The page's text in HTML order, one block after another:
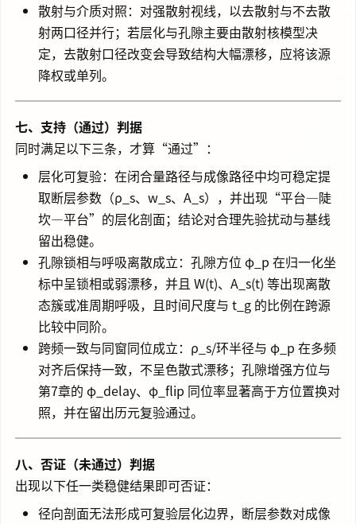
散射与介质对照：对强散射视线，以去散射与不去散
射两口径并行；若层化与孔隙主要由散射核模型决
定，去散射口径改变会导致结构大幅漂移，应将该源
降权或单列。
七、支持（通过）判据
同时满足以下三条，才算“通过”：
层化可复验：在闭合量路径与成像路径中均可稳定提
取断层参数（ρ_s、w_s、A_s），并出现“平台—陡
坎—平台”的层化剖面；结论对合理先验扰动与基线
留出稳健。
孔隙锁相与呼吸离散成立：孔隙方位 φ_p 在归一化坐
标中呈锁相或弱漂移，并且 W(t)、A_s(t) 等出现离散
态簇或准周期呼吸，且时间尺度与 t_g 的比例在跨源
比较中同阶。
跨频一致与同窗同位成立：ρ_s/环半径与 φ_p 在多频
对齐后保持一致，不呈色散式漂移；孔隙增强方位与
第7章的 φ_delay、φ_flip 同位率显著高于方位置换对
照，并在留出历元复验通过。
八、否证（未通过）判据
出现以下任一类稳健结果即可否证：
径向剖面无法形成可复验层化边界，断层参数对成像